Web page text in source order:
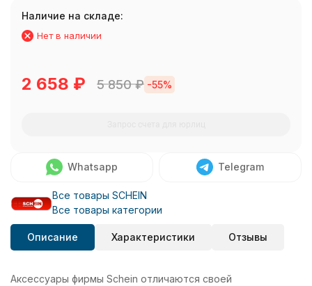
Наличие на складе:
Нет в наличии
2 658 ₽ 5 850₽ -55%
Whatsapp Telegram
Все товары SCHEIN
Все товары категории
Описание Характеристики Отзывы
Аксессуары фирмы Schein отличаются своей